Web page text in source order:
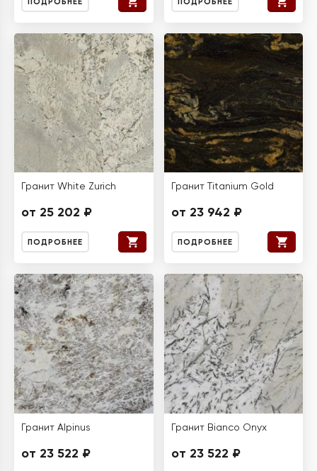
Гранит White Zurich
от 25 202 ₽
ПОДРОБНЕЕ
Гранит Titanium Gold
от 23 942 ₽
ПОДРОБНЕЕ
Гранит Alpinus
от 23 522 ₽
Гранит Bianco Onyx
от 23 522 ₽